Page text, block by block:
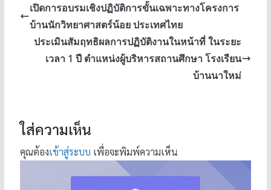
เปิดการอบรมเชิงปฏิบัติการขั้นเฉพาะทางโครงการ
บ้านนักวิทยาศาสตร์น้อย ประเทศไทย
ประเมินสัมฤทธิผลการปฏิบัติงานในหน้าที่ ในระยะ
เวลา 1 ปี ตำแหน่งผู้บริหารสถานศึกษา โรงเรียน
บ้านนาใหม่
ใส่ความเห็น
คุณต้องเข้าสู่ระบบ เพื่อจะพิมพ์ความเห็น